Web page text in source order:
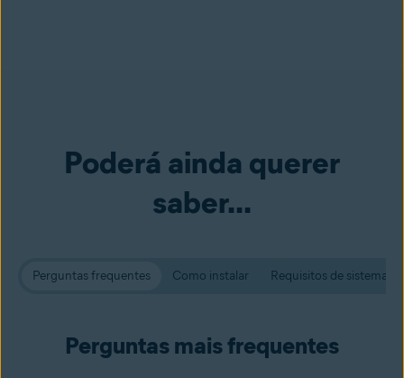
Poderá ainda querer
saber...
Perguntas frequentes Como instalar Requisitos de sistema
Perguntas mais frequentes